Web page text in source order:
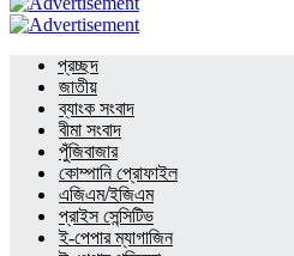
প্রচ্ছদ
জাতীয়
ব্যাংক সংবাদ
বীমা সংবাদ
পুঁজিবাজার
কোম্পানি প্রোফাইল
এজিএম/ইজিএম
প্রাইস সেন্সিটিভ
ই-পেপার ম্যাগাজিন